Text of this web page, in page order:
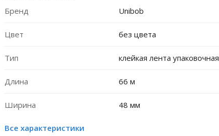
Бренд Unibob
Цвет без цвета
Тип клейкая лента упаковочная
Длина 66 м
Ширина 48 мм
Все характеристики